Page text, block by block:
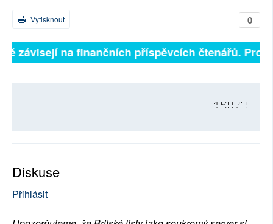
0
Vytisknout
závisejí na finančních příspěvcích čtenářů.
15873
Diskuse
Přihlásit